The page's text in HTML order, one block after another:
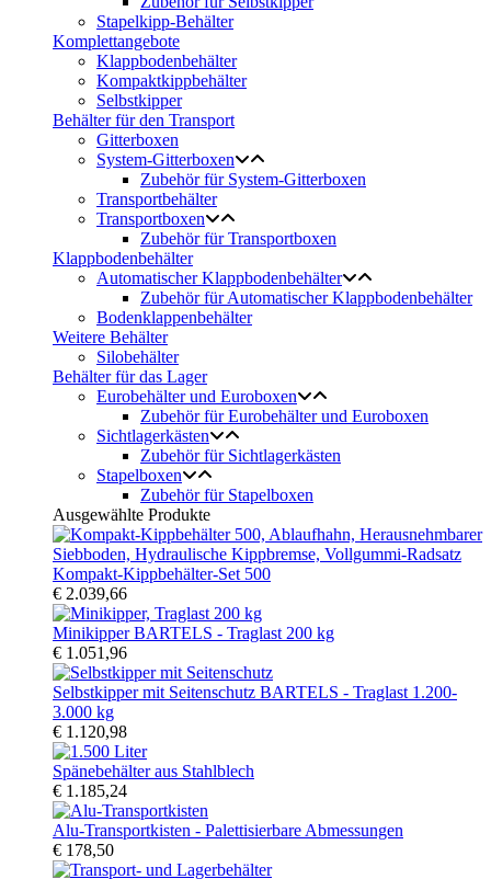
Stapelkipp-Behälter
Komplettangebote
Klappbodenbehälter
Kompaktkippbehälter
Selbstkipper
Behälter für den Transport
Gitterboxen
System-Gitterboxen
Zubehör für System-Gitterboxen
Transportbehälter
Transportboxen
Zubehör für Transportboxen
Klappbodenbehälter
Automatischer Klappbodenbehälter
Zubehör für Automatischer Klappbodenbehälter
Bodenklappenbehälter
Weitere Behälter
Silobehälter
Behälter für das Lager
Eurobehälter und Euroboxen
Zubehör für Eurobehälter und Euroboxen
Sichtlagerkästen
Zubehör für Sichtlagerkästen
Stapelboxen
Zubehör für Stapelboxen
Ausgewählte Produkte
Kompakt-Kippbehälter-Set 500
€ 2.039,66
Minikipper BARTELS - Traglast 200 kg
€ 1.051,96
Selbstkipper mit Seitenschutz BARTELS - Traglast 1.200-
3.000 kg
€ 1.120,98
Spänebehälter aus Stahlblech
€ 1.185,24
Alu-Transportkisten - Palettisierbare Abmessungen
€ 178,50